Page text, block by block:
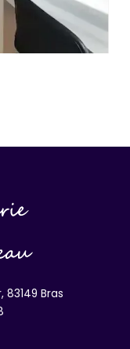
83149 Bras